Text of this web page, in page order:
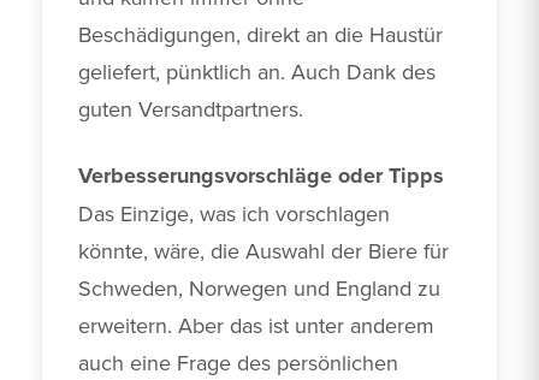
Beschädigungen, direkt an die Haustür
geliefert, pünktlich an. Auch Dank des
guten Versandtpartners.
Verbesserungsvorschläge oder Tipps
Das Einzige, was ich vorschlagen
könnte, wäre, die Auswahl der Biere für
Schweden, Norwegen und England zu
erweitern. Aber das ist unter anderem
auch eine Frage des persönlichen